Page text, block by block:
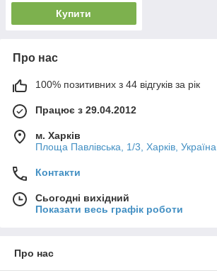
Купити
Про нас
100% позитивних з 44 відгуків за рік
Працює з 29.04.2012
м. Харків
Площа Павлівська, 1/3, Харків, Україна
Контакти
Сьогодні вихідний
Показати весь графік роботи
Про нас